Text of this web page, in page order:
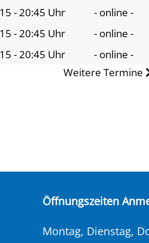
- 20:45 Uhr
- online -
- 20:45 Uhr
- online -
- 20:45 Uhr
- online -
Weitere Termine
Öffnungszeiten
Montag, Dienstag,